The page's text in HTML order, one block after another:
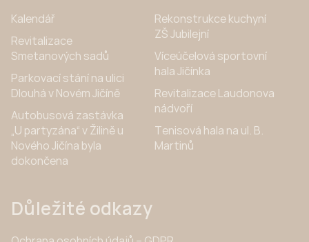
Kalendář
Revitalizace
Smetanových sadů
Parkovací stání na ulici
Dlouhá v Novém Jičíně
Autobusová zastávka
„U partyzána“ v Žilině u
Nového Jičína byla
dokončena
Rekonstrukce kuchyní
ZŠ Jubilejní
Víceúčelová sportovní
hala Jičínka
Revitalizace Laudonova
nádvoří
Tenisová hala na ul. B.
Martinů
Důležité odkazy